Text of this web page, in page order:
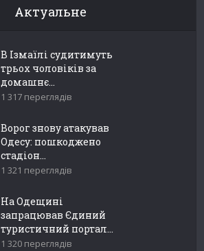
Актуальне
В Ізмаїлі судитимуть
трьох чоловіків за
домашнє...
1 317 переглядів
Ворог знову атакував
Одесу: пошкоджено
стадіон...
1 321 переглядів
На Одещині
запрацював Єдиний
туристичний портал...
1 320 переглядів